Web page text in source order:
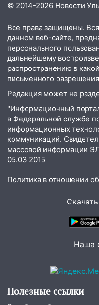
© 2014-2026 Новости
Все права защищены.
данном веб-сайте,
персонального
дальнейшему
распространению в
письменного
Редакция может не
"Информационный
в Федеральной службе
информационных
коммуникаций.
массовой информации
05.03.2015
Политика в отношении
Наша
Полезные ссылки